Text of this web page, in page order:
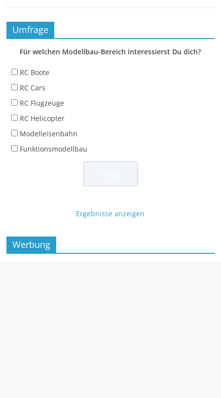
Umfrage
Für welchen Modellbau-Bereich interessierst Du dich?
RC Boote
RC Cars
RC Flugzeuge
RC Helicopter
Modelleisenbahn
Funktionsmodellbau
Ergebnisse anzeigen
Werbung